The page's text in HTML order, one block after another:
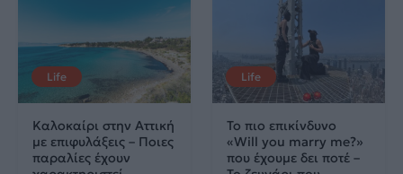
Life
Καλοκαίρι στην Αττική
με επιφυλάξεις – Ποιες
παραλίες έχουν
Life
Το πιο επικίνδυνο
«Will you marry me?»
που έχουμε δει ποτέ –